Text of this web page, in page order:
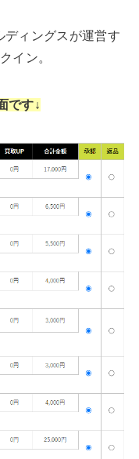
ディングスが運営す
イン。
です↓